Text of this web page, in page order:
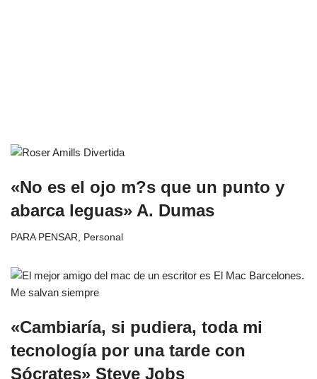
«No es el ojo m?s que un punto y
abarca leguas» A. Dumas
PARA PENSAR, Personal
«Cambiaría, si pudiera, toda mi
tecnología por una tarde con
Sócrates» Steve Jobs